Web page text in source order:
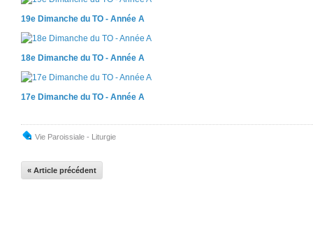
19e Dimanche du TO - Année A
18e Dimanche du TO - Année A
17e Dimanche du TO - Année A
Vie Paroissiale - Liturgie
« Article précédent